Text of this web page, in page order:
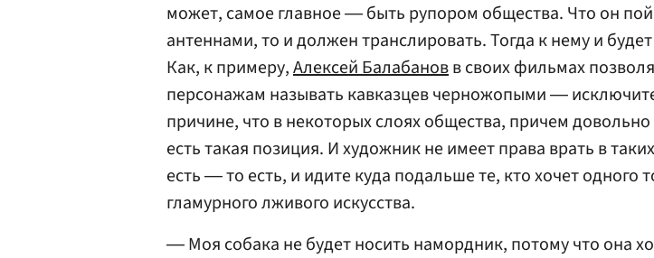
может, самое главное ― быть рупором общества. Что он
антеннами, то и должен транслировать. Тогда к нему и
Как, к примеру,Алексей Балабановв своих фильмах
персонажам называть кавказцев черножопыми ―
причине, что в некоторых слоях общества, причем
есть такая позиция. И художник не имеет права врать в
есть ― то есть, и идите куда подальше те, кто хочет одного
гламурного лживого искусства.
― Моя собака не будет носить намордник, потому что она